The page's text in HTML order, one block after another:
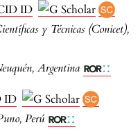
y Técnicas (Conicet),
Argentina
Perú